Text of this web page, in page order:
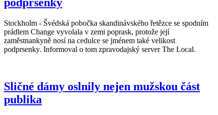
Stockholm - Švédská pobočka skandinávského řetězce se spodním
prádlem Change vyvolala v zemi poprask, protože její
zaměstnankyně nosí na cedulce se jménem také velikost
podprsenky. Informoval o tom zpravodajský server The Local.
Sličné dámy oslnily nejen mužskou část
publika